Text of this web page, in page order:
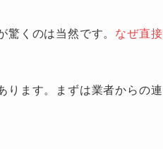
くのは当然です。 なぜ直接
ります。まずは業者からの連